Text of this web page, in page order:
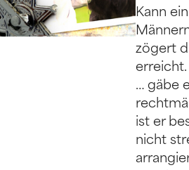
Kann
zögert
erreicht.
… gäbe
ist er
nicht